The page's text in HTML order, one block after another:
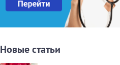
Новые статьи